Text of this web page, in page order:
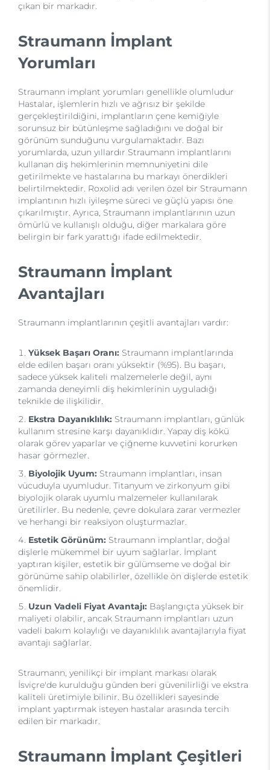
çıkan bir markadır.
Straumann İmplant
Yorumları
Straumann implant yorumları genellikle olumludur
Hastalar, işlemlerin hızlı ve ağrısız bir şekilde
gerçekleştirildiğini, implantların çene kemiğiyle
sorunsuz bir bütünleşme sağladığını ve doğal bir
görünüm sunduğunu vurgulamaktadır. Bazı
yorumlarda, uzun yıllardır Straumann implantlarını
kullanan diş hekimlerinin memnuniyetini dile
getirilmekte ve hastalarına bu markayı önerdikleri
belirtilmektedir. Roxolid adı verilen özel bir Straumann
implantının hızlı iyileşme süreci ve güçlü yapısı öne
çıkarılmıştır. Ayrıca, Straumann implantlarının uzun
ömürlü ve kullanışlı olduğu, diğer markalara göre
belirgin bir fark yarattığı ifade edilmektedir.
Straumann İmplant
Avantajları
Straumann implantlarının çeşitli avantajları vardır:
Yüksek Başarı Oranı: Straumann implantlarında
elde edilen başarı oranı yüksektir (%95). Bu başarı,
sadece yüksek kaliteli malzemelerle değil, aynı
zamanda deneyimli diş hekimlerinin uyguladığı
teknikle de ilişkilidir.
Ekstra Dayanıklılık: Straumann implantları, günlük
kullanım stresine karşı dayanıklıdır. Yapay diş kökü
olarak görev yaparlar ve çiğneme kuvvetini korurken
hasar görmezler.
Biyolojik Uyum: Straumann implantları, insan
vücuduyla uyumludur. Titanyum ve zirkonyum gibi
biyolojik olarak uyumlu malzemeler kullanılarak
üretilirler. Bu nedenle, çevre dokulara zarar vermezler
ve herhangi bir reaksiyon oluşturmazlar.
Estetik Görünüm: Straumann implantlar, doğal
dişlerle mükemmel bir uyum sağlarlar. İmplant
yaptıran kişiler, estetik bir gülümseme ve doğal bir
görünüme sahip olabilirler, özellikle ön dişlerde estetik
önemlidir.
Uzun Vadeli Fiyat Avantajı: Başlangıçta yüksek bir
maliyeti olabilir, ancak Straumann implantları uzun
vadeli bakım kolaylığı ve dayanıklılık avantajlarıyla fiyat
avantajı sağlarlar.
Straumann, yenilikçi bir implant markası olarak
İsviçre'de kurulduğu günden beri güvenilirliği ve ekstra
kaliteli üretimiyle bilinir. Bu özellikleri sayesinde
implant yaptırmak isteyen hastalar arasında tercih
edilen bir markadır.
Straumann İmplant Çeşitleri